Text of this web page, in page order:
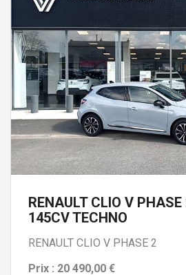
RENAULT CLIO V
145CV TECHNO
RENAULT CLIO V PHASE 2
Prix : 20 490,00 €